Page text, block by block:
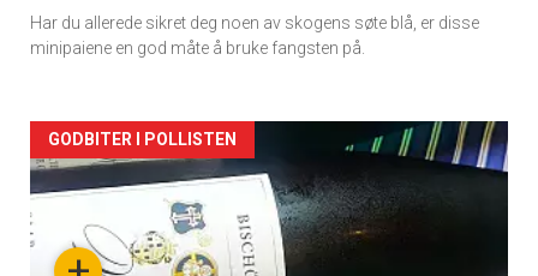
Har du allerede sikret deg noen av skogens søte blå, er disse
minipaiene en god måte å bruke fangsten på.
Forsiden
akkurat
nå
GODBITER I POLLISTEN